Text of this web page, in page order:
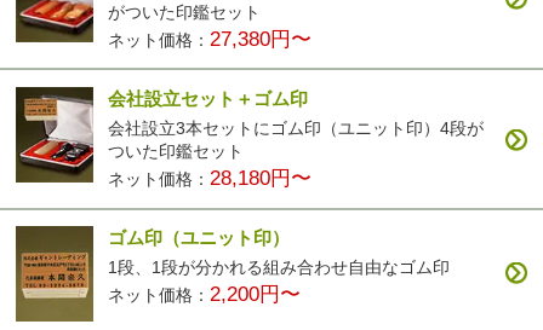
がついた印鑑セット
ネット価格： 27,380円〜
会社設立セット＋ゴム印
会社設立3本セットにゴム印（ユニット印）4段が
ついた印鑑セット
ネット価格： 28,180円〜
ゴム印（ユニット印）
1段、1段が分かれる組み合わせ自由なゴム印
ネット価格：2,200円〜